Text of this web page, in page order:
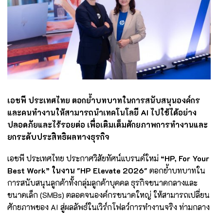
เอชพี ประเทศไทย ตอกย้ำบทบาทในการสนับสนุนองค์กร
และคนทำงานให้สามารถนำเทคโนโลยี AI ไปใช้ได้อย่าง
ปลอดภัยและไร้รอยต่อ เพื่อเติมเต็มศักยภาพการทำงานและ
ยกระดับประสิทธิผลทางธุรกิจ
เอชพี ประเทศไทย ประกาศวิสัยทัศน์แบรนด์ใหม่ “HP, For Your
Best Work” ในงาน "HP Elevate 2026" ตอกย้ำบทบาทใน
การสนับสนุนลูกค้าทั้งกลุ่มลูกค้าบุคคล ธุรกิจขนาดกลางและ
ขนาดเล็ก (SMBs) ตลอดจนองค์กรขนาดใหญ่ ให้สามารถเปลี่ยน
ศักยภาพของ AI สู่ผลลัพธ์ในเวิร์กโฟลว์การทำงานจริง ท่ามกลาง